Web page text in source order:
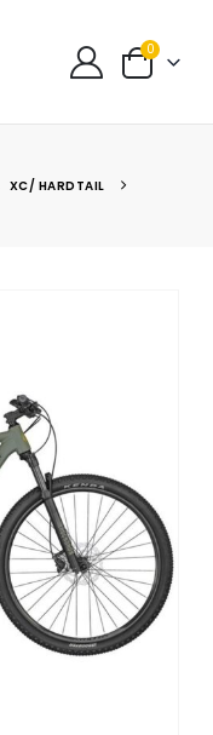
0
XC/ HARDTAIL